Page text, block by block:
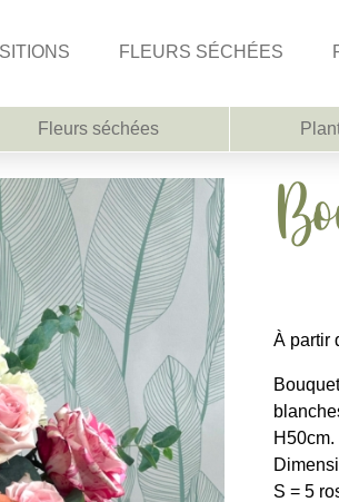
FLEURS SÉCHÉES
Fleurs séchées
À partir
S = 5